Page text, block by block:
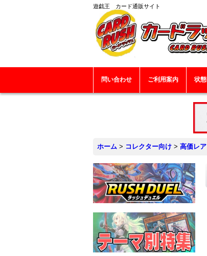
遊戯王 カード通販サイト
問い合わせ ご利用案内 状
ホーム > コレクター向け > 高価レ